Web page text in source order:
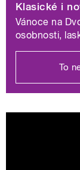
Pohádky a
příběhy
Rozhlasová
nabídky
kombinaci
Klasické i
Vánoce na
osobnosti,
To